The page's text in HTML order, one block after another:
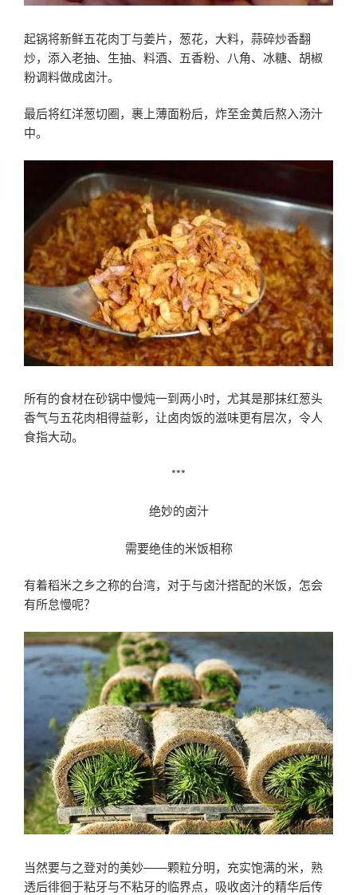
起锅将新鲜五花肉丁与姜片，葱花，大料，蒜碎炒香翻
炒，添入老抽、生抽、料酒、五香粉、八角、冰糖、胡椒
粉调料做成卤汁。
最后将红洋葱切圈，裹上薄面粉后，炸至金黄后熬入汤汁
中。
所有的食材在砂锅中慢炖一到两小时，尤其是那抹红葱头
香气与五花肉相得益彰，让卤肉饭的滋味更有层次，令人
食指大动。
***
绝妙的卤汁
需要绝佳的米饭相称
有着稻米之乡之称的台湾，对于与卤汁搭配的米饭，怎会
有所怠慢呢？
当然要与之登对的美妙——颗粒分明，充实饱满的米，熟
透后徘徊于粘牙与不粘牙的临界点，吸收卤汁的精华后传